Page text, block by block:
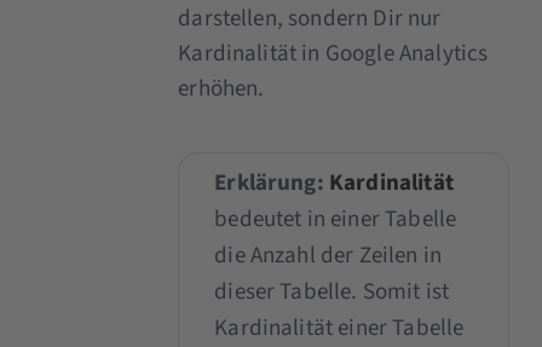
darstellen, sondern Dir nur
Kardinalität in Google Analytics
erhöhen.
Erklärung: Kardinalität
bedeutet in einer Tabelle
die Anzahl der Zeilen in
dieser Tabelle. Somit ist
Kardinalität einer Tabelle